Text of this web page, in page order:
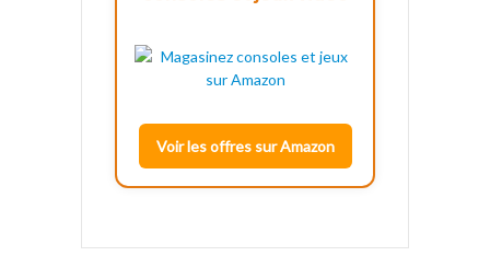
Voir les offres sur Amazon